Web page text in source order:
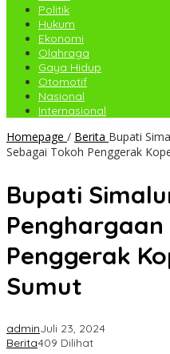
Politik
Hukum
Ekonomi
Olahraga
Gaya Hidup
Otomotif
Nasional
Internasional
Homepage / Berita Bupati
Sebagai Tokoh Penggerak
Bupati
Penghargaan
Penggerak
Sumut
adminJuli 23, 2024
Berita409 Dilihat